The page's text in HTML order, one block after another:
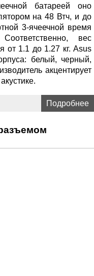
батареей оно
на 48 Втч, и до
3-ячеечной время
вес
от 1.1 до 1.27 кг. Asus
белый, черный,
акцентирует
Подробнее